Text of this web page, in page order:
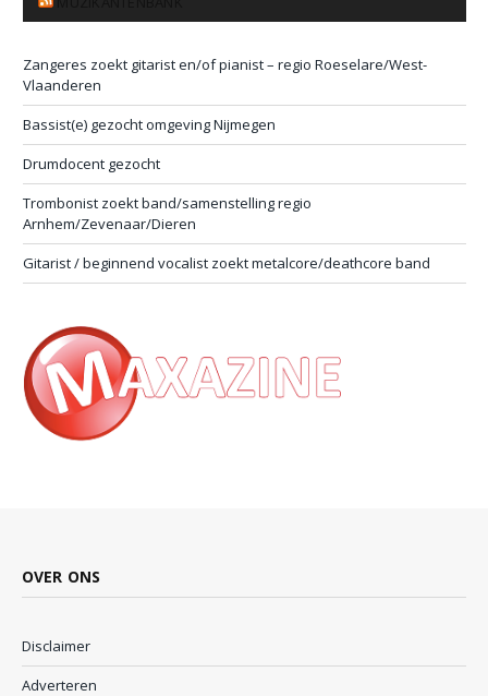
Zangeres zoekt gitarist en/of pianist – regio Roeselare/West-
Vlaanderen
Bassist(e) gezocht omgeving Nijmegen
Drumdocent gezocht
Trombonist zoekt band/samenstelling regio
Arnhem/Zevenaar/Dieren
Gitarist / beginnend vocalist zoekt metalcore/deathcore band
OVER ONS
Disclaimer
Adverteren